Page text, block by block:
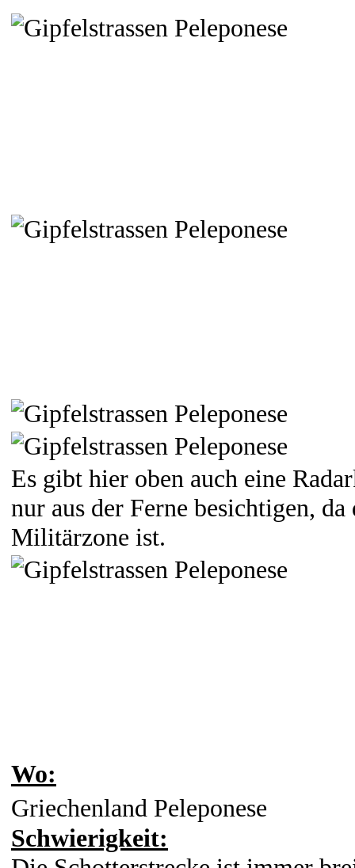
Es gibt hier oben auch eine
nur aus der Ferne besichtigen,
Militärzone ist.
Wo:
Griechenland Peleponese
Schwierigkeit: